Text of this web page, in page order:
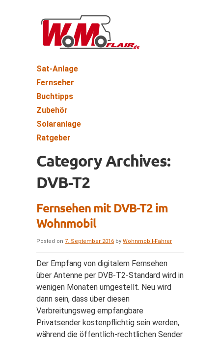
Sat-Anlage
Fernseher
Buchtipps
Zubehör
Solaranlage
Ratgeber
Category Archives:
DVB-T2
Fernsehen mit DVB-T2 im
Wohnmobil
Posted on 7. September 2016 by Wohnmobil-Fahrer
Der Empfang von digitalem Fernsehen
über Antenne per DVB-T2-Standard wird in
wenigen Monaten umgestellt. Neu wird
dann sein, dass über diesen
Verbreitungsweg empfangbare
Privatsender kostenpflichtig sein werden,
während die öffentlich-rechtlichen Sender